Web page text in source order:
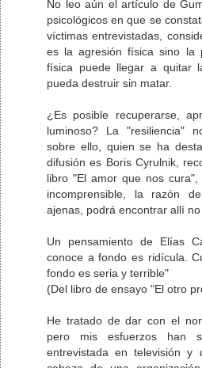
No leo aún el artículo de
psicológicos en que se
víctimas entrevistadas,
es la agresión física sino la
física puede llegar a quitar
pueda destruir sin matar.
¿Es posible recuperarse,
luminoso? La "resiliencia"
sobre ello, quien se ha
difusión es Boris Cyrulnik,
libro "El amor que nos
incomprensible, la razón
ajenas, podrá encontrar allí
Un pensamiento de Elías
conoce a fondo es ridícula.
fondo es seria y terrible"
(Del libro de ensayo "El otro
He tratado de dar con el
pero mis esfuerzos han
entrevistada en televisión y